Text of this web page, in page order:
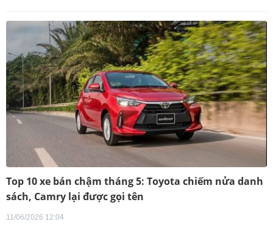
Top 10 xe bán chậm tháng 5: Toyota chiếm nửa danh
sách, Camry lại được gọi tên
11/06/2026 12:04